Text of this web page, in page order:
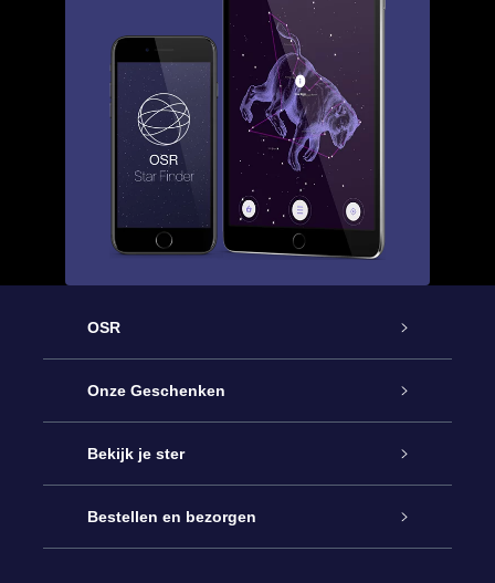
OSR
Service
Contact
Blog
Onze Geschenken
Online Star Gift
OSR Cadeaupakket
Bekijk je ster
Sterrenregister
Bestellen en bezorgen